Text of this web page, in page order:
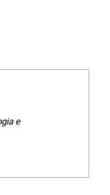
e